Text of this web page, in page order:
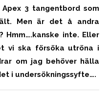
3 tangentbord som
Men är det å andra
Hmm….kanske inte. Eller
vi ska försöka utröna i
om jag behöver hälla
i undersökningssyfte….